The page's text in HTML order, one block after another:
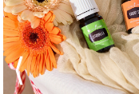
Previous